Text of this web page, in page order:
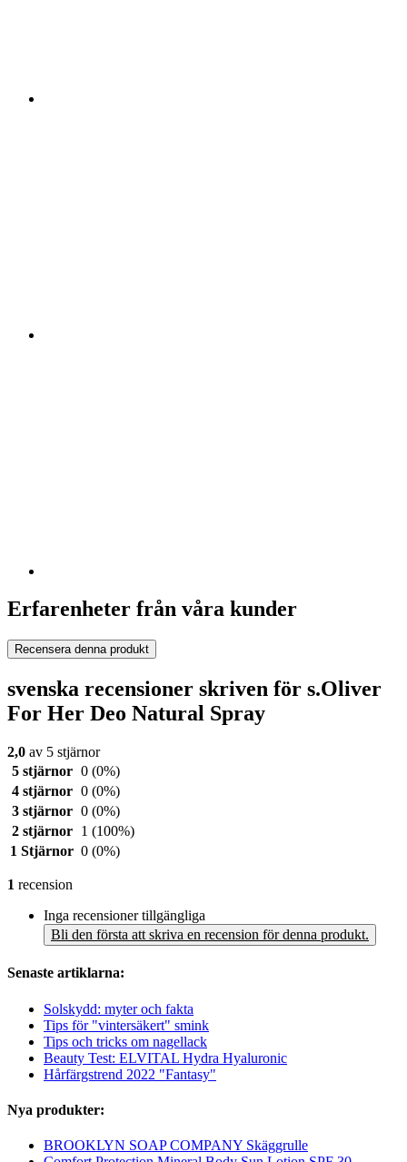
Erfarenheter från våra kunder
Recensera denna produkt
svenska recensioner skriven för s.Oliver
For Her Deo Natural Spray
2,0 av 5 stjärnor
5 stjärnor 0 (0%)
4 stjärnor 0 (0%)
3 stjärnor 0 (0%)
2 stjärnor
1 (100%)
1 Stjärnor 0 (0%)
1 recension
Inga recensioner tillgängliga
Bli den första att skriva en recension för denna produkt.
Senaste artiklarna:
Solskydd: myter och fakta
Tips för "vintersäkert" smink
Tips och tricks om nagellack
Beauty Test: ELVITAL Hydra Hyaluronic
Hårfärgstrend 2022 "Fantasy"
Nya produkter:
BROOKLYN SOAP COMPANY Skäggrulle